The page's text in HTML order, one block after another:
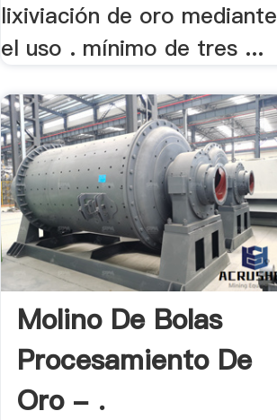
lixiviación de oro mediante
el uso . mínimo de tres ...
Molino De Bolas
Procesamiento De
Oro - .